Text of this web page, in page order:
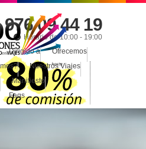
976 09 44 19
Horario de 10:00 - 19:00
Dirigido a
Ofrecemos
Nuestros Viajes
Manifiesto
Faqs